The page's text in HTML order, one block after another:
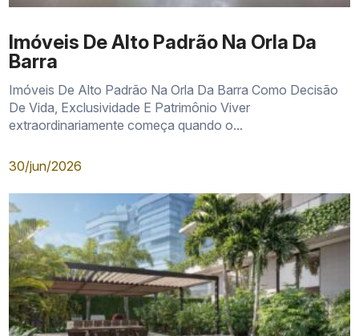
Imóveis De Alto Padrão Na Orla Da
Barra
Imóveis De Alto Padrão Na Orla Da Barra Como Decisão
De Vida, Exclusividade E Patrimônio Viver
extraordinariamente começa quando o...
30/jun/2026